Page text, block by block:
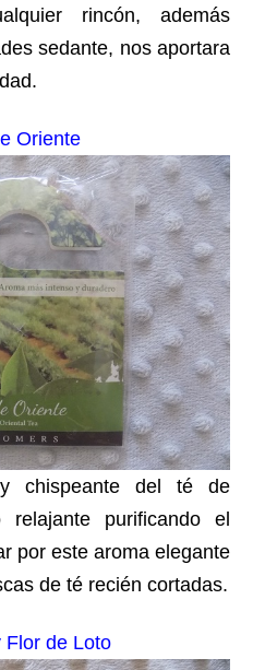
rincón, además
sedante, nos aportara
Oriente
chispeante del té de
purificando el
por este aroma elegante
de té recién cortadas.
Flor de Loto